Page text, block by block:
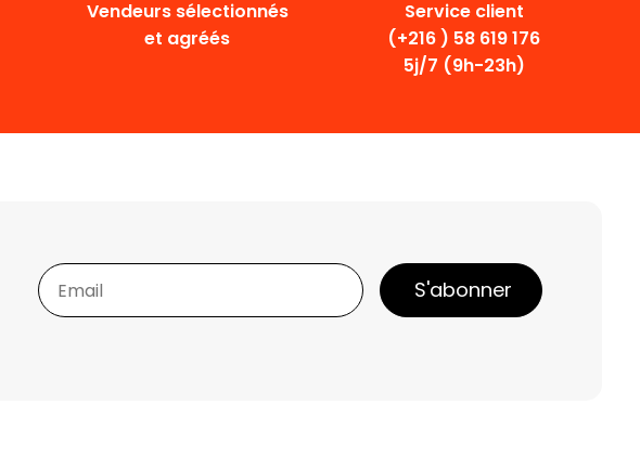
Vendeurs sélectionnés
et agréés
Service client
(+216 ) 58 619 176
5j/7 (9h-23h)